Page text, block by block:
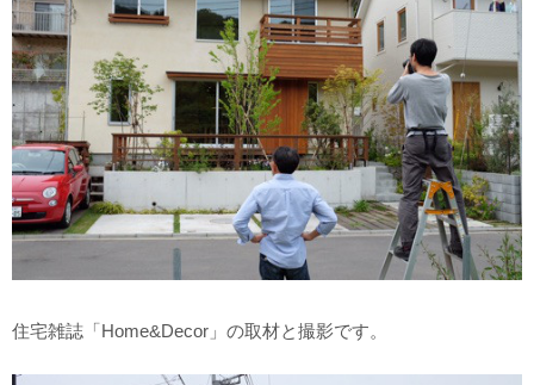
住宅雑誌「Home&Decor」の取材と撮影です。